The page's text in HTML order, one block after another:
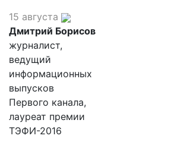
15 августа
Дмитрий Борисов
журналист,
ведущий
информационных
выпусков
Первого канала,
лауреат премии
ТЭФИ-2016